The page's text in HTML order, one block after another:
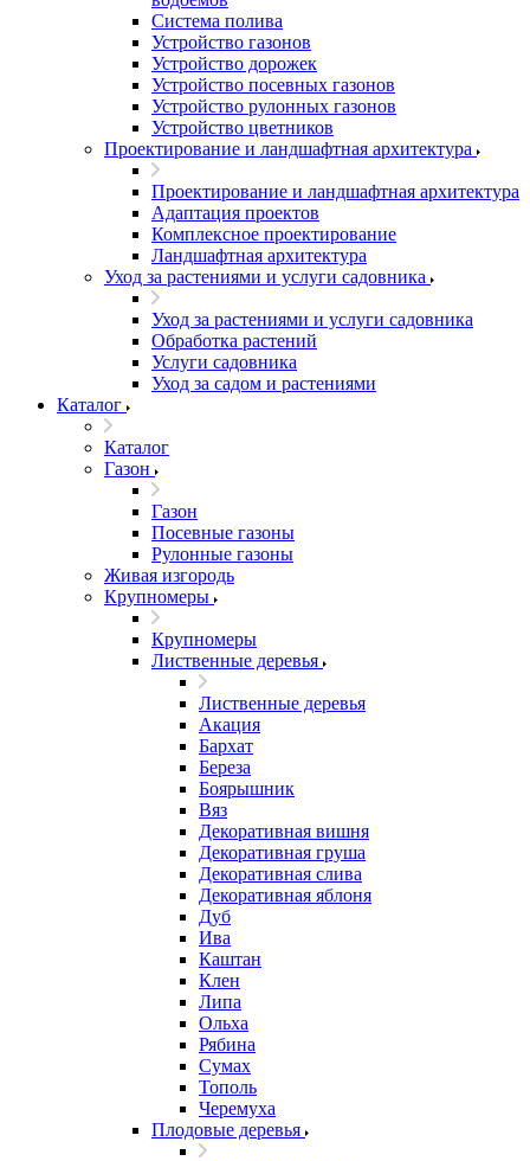
Система полива
Устройство газонов
Устройство дорожек
Устройство посевных газонов
Устройство рулонных газонов
Устройство цветников
Проектирование и ландшафтная архитектура
Проектирование и ландшафтная архитектура
Адаптация проектов
Комплексное проектирование
Ландшафтная архитектура
Уход за растениями и услуги садовника
Уход за растениями и услуги садовника
Обработка растений
Услуги садовника
Уход за садом и растениями
Каталог
Каталог
Газон
Газон
Посевные газоны
Рулонные газоны
Живая изгородь
Крупномеры
Крупномеры
Лиственные деревья
Лиственные деревья
Акация
Бархат
Береза
Боярышник
Вяз
Декоративная вишня
Декоративная груша
Декоративная слива
Декоративная яблоня
Дуб
Ива
Каштан
Клен
Липа
Ольха
Рябина
Сумах
Тополь
Черемуха
Плодовые деревья